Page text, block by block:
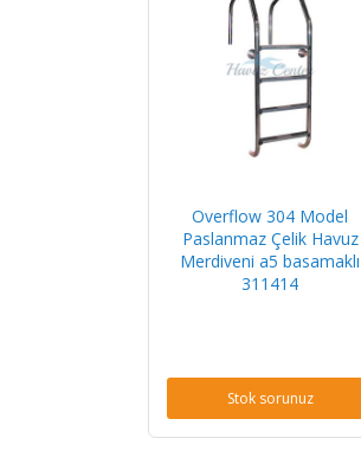
Overflow 304 Model
Paslanmaz Çelik Havuz
Merdiveni a5 basamaklı
311414
Stok sorunuz